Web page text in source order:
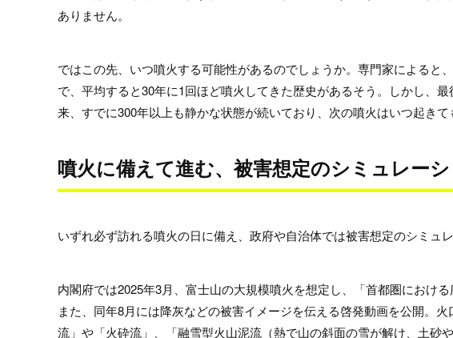
ありません。
ではこの先、いつ噴火する可能性があるのでしょうか。専門家によると
で、平均すると30年に1回ほど噴火してきた歴史があるそう。しかし、
来、すでに300年以上も静かな状態が続いており、次の噴火はいつ起きて
噴火に備えて進む、被害想定のシミュレー
いずれ必ず訪れる噴火の日に備え、政府や自治体では被害想定のシミュ
内閣府では2025年3月、富士山の大規模噴火を想定し、「首都圏におけ
また、同年8月には降灰などの被害イメージを伝える啓発動画を公開。
流」や「火砕流」、「融雪型火山泥流（熱で山の斜面の雪が解け、土砂